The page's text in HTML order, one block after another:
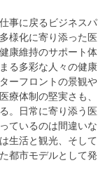
事に戻るビジネスパ
様化に寄り添った医
康維持のサポート体
る多彩な人々の健康
ーフロントの景観や
療体制の堅実さも、
。日常に寄り添う医
ているのは間違いな
生活と観光、そして
都市モデルとして発